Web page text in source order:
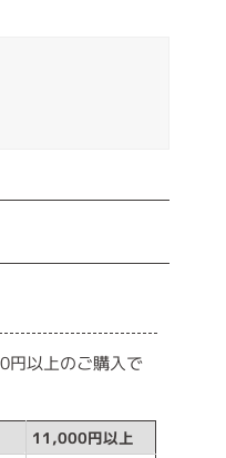
円以上のご購入で
11,000円以上